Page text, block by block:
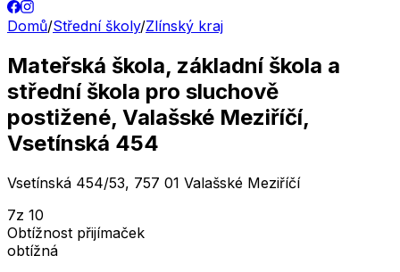
Domů/Střední školy/Zlínský kraj
Mateřská škola, základní škola a
střední škola pro sluchově
postižené, Valašské Meziříčí,
Vsetínská 454
Vsetínská 454/53, 757 01 Valašské Meziříčí
7z 10
Obtížnost přijímaček
obtížná